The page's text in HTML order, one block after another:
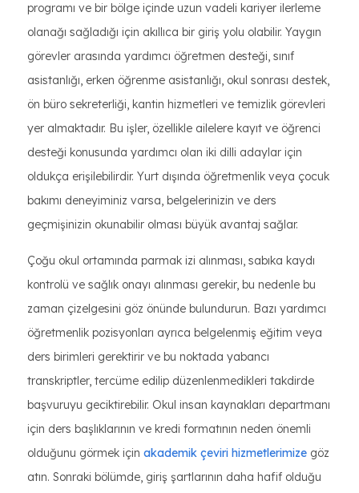
programı ve bir bölge içinde uzun vadeli kariyer ilerleme
olanağı sağladığı için akıllıca bir giriş yolu olabilir. Yaygın
görevler arasında yardımcı öğretmen desteği, sınıf
asistanlığı, erken öğrenme asistanlığı, okul sonrası destek,
ön büro sekreterliği, kantin hizmetleri ve temizlik görevleri
yer almaktadır. Bu işler, özellikle ailelere kayıt ve öğrenci
desteği konusunda yardımcı olan iki dilli adaylar için
oldukça erişilebilirdir. Yurt dışında öğretmenlik veya çocuk
bakımı deneyiminiz varsa, belgelerinizin ve ders
geçmişinizin okunabilir olması büyük avantaj sağlar.
Çoğu okul ortamında parmak izi alınması, sabıka kaydı
kontrolü ve sağlık onayı alınması gerekir, bu nedenle bu
zaman çizelgesini göz önünde bulundurun. Bazı yardımcı
öğretmenlik pozisyonları ayrıca belgelenmiş eğitim veya
ders birimleri gerektirir ve bu noktada yabancı
transkriptler, tercüme edilip düzenlenmedikleri takdirde
başvuruyu geciktirebilir. Okul insan kaynakları departmanı
için ders başlıklarının ve kredi formatının neden önemli
olduğunu görmek için akademik çeviri hizmetlerimize göz
atın. Sonraki bölümde, giriş şartlarının daha hafif olduğu